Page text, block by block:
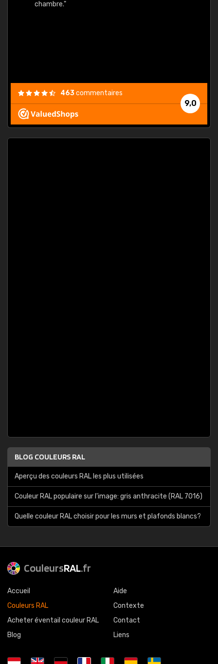
chambre."
9,0
463commentaires
BLOG COULEURS RAL
Aperçu des couleurs RAL les plus utilisées
Couleur RAL populaire sur l'image: gris anthracite (RAL 7016)
Quelle couleur RAL choisir pour les murs et plafonds blancs?
CouleursRAL.fr
Accueil
Couleurs RAL
Acheter éventail couleur RAL
Blog
Aide
Contexte
Contact
Liens